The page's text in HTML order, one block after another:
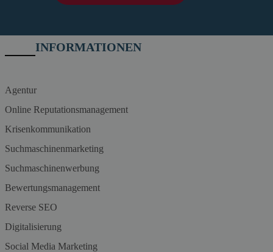
INFORMATIONEN
Agentur
Online Reputationsmanagement
Krisenkommunikation
Suchmaschinenmarketing
Suchmaschinenwerbung
Bewertungsmanagement
Reverse SEO
Digitalisierung
Social Media Marketing